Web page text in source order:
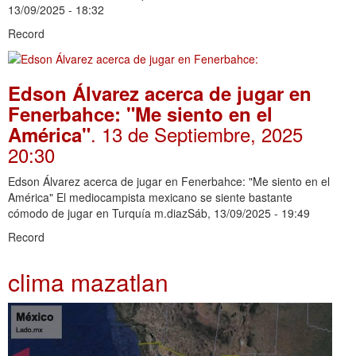
13/09/2025 - 18:32
Record
Edson Álvarez acerca de jugar en
Fenerbahce: "Me siento en el
América". 13 de Septiembre, 2025
20:30
Edson Álvarez acerca de jugar en Fenerbahce: "Me siento en el
América" El mediocampista mexicano se siente bastante
cómodo de jugar en Turquía m.diazSáb, 13/09/2025 - 19:49
Record
clima mazatlan